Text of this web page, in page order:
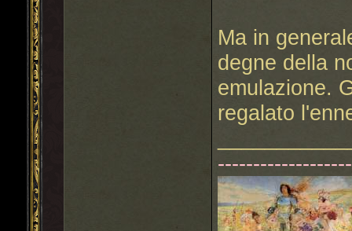
Ma in
degne della
emulazione.
regalato